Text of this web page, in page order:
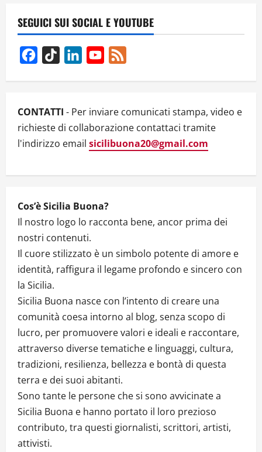
i
g
a
t
i
n
SEGUICI SUI SOCIAL E YOUTUBE
Facebook
TikTok LinkedInYouTube
CONTATTI - Per inviare comunicati stampa, video e
richieste di collaborazione contattaci tramite
l'indirizzo email sicilibuona20@gmail.com
Cos’è Sicilia Buona?
Il nostro logo lo racconta bene, ancor prima dei
nostri contenuti.
Il cuore stilizzato è un simbolo potente di amore e
identità, raffigura il legame profondo e sincero con
la Sicilia.
Sicilia Buona nasce con l’intento di creare una
comunità coesa intorno al blog, senza scopo di
lucro, per promuovere valori e ideali e raccontare,
attraverso diverse tematiche e linguaggi, cultura,
tradizioni, resilienza, bellezza e bontà di questa
terra e dei suoi abitanti.
Sono tante le persone che si sono avvicinate a
Sicilia Buona e hanno portato il loro prezioso
contributo, tra questi giornalisti, scrittori, artisti,
attivisti.